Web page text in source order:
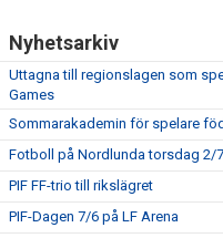
Nyhetsarkiv
Uttagna till regionslagen som
Games
Sommarakademin för spelare
Fotboll på Nordlunda torsdag 2/7
PIF FF-trio till rikslägret
PIF-Dagen 7/6 på LF Arena